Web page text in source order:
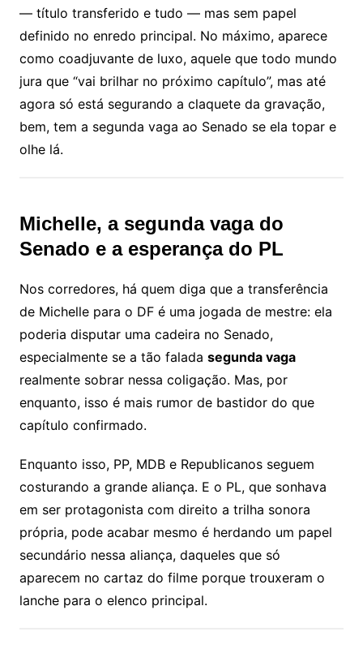
— título transferido e tudo — mas sem papel
definido no enredo principal. No máximo, aparece
como coadjuvante de luxo, aquele que todo mundo
jura que “vai brilhar no próximo capítulo”, mas até
agora só está segurando a claquete da gravação,
bem, tem a segunda vaga ao Senado se ela topar e
olhe lá.
Michelle, a segunda vaga do
Senado e a esperança do PL
Nos corredores, há quem diga que a transferência
de Michelle para o DF é uma jogada de mestre: ela
poderia disputar uma cadeira no Senado,
especialmente se a tão falada segunda vaga
realmente sobrar nessa coligação. Mas, por
enquanto, isso é mais rumor de bastidor do que
capítulo confirmado.
Enquanto isso, PP, MDB e Republicanos seguem
costurando a grande aliança. E o PL, que sonhava
em ser protagonista com direito a trilha sonora
própria, pode acabar mesmo é herdando um papel
secundário nessa aliança, daqueles que só
aparecem no cartaz do filme porque trouxeram o
lanche para o elenco principal.